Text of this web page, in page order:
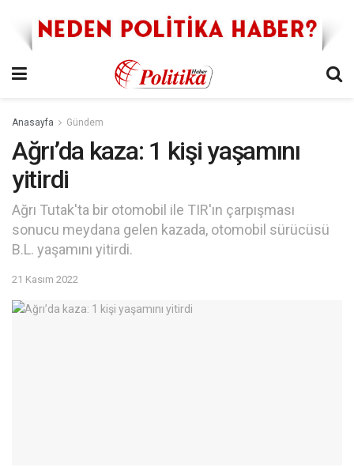
Anasayfa Gündem
Ağrı’da kaza: 1 kişi yaşamını
yitirdi
Ağrı Tutak'ta bir otomobil ile TIR'ın çarpışması
sonucu meydana gelen kazada, otomobil sürücüsü
B.L. yaşamını yitirdi.
21 Kasım 2022